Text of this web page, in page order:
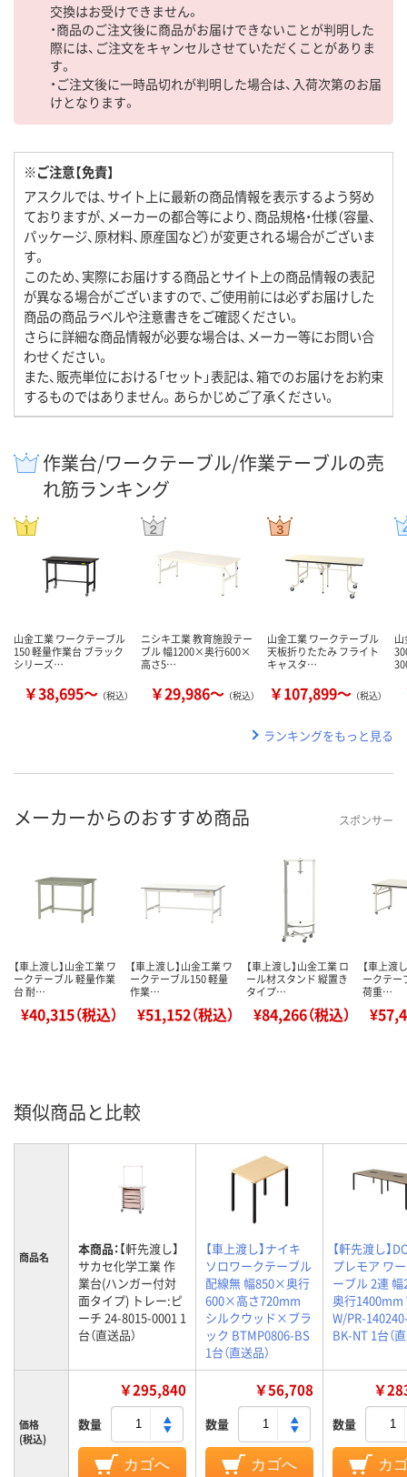
交換はお受けできません。
・商品のご注文後に商品がお届けできないことが判明した
際には、ご注文をキャンセルさせていただくことがありま
す。
・ご注文後に一時品切れが判明した場合は、入荷次第のお届
けとなります。
※ご注意【免責】
アスクルでは、サイト上に最新の商品情報を表示するよう努め
ておりますが、メーカーの都合等により、商品規格・仕様（容量、
パッケージ、原材料、原産国など）が変更される場合がございま
す。
このため、実際にお届けする商品とサイト上の商品情報の表記
が異なる場合がございますので、ご使用前には必ずお届けした
商品の商品ラベルや注意書きをご確認ください。
さらに詳細な商品情報が必要な場合は、メーカー等にお問い合
わせください。
また、販売単位における「セット」表記は、箱でのお届けをお約束
するものではありません。あらかじめご了承ください。
作業台/ワークテーブル/作業テーブルの売
れ筋ランキング
山金工業 ワークテーブル
150 軽量作業台 ブラック
シリーズ…
￥38,695～ （税込）
ニシキ工業 教育施設テー
ブル 幅1200×奥行600×
高さ5…
￥29,986～ （税込）
山金工業 ワークテーブル
天板折りたたみ フライト
キャスタ…
￥107,899～ （税込）
ランキングをもっと見る
メーカーからのおすすめ商品 スポンサー
【車上渡し】山金工業 ワ
ークテーブル 軽量作業
台 耐…
¥40,315（税込）
【車上渡し】山金工業 ワ
ークテーブル150 軽量
作業…
¥51,152（税込）
【車上渡し】山金工業 ロ
ール材スタンド 縦置き
タイプ…
¥84,266（税込）
【車上渡
ークテー
荷重…
類似商品と比較
商品名 本商品：【軒先渡し】
サカセ化学工業 作
業台(ハンガー付対
面タイプ) トレー:ピ
ーチ 24-8015-0001 1
台（直送品）
【車上渡し】ナイキ
ソロワークテーブル
配線無 幅850×奥行
600×高さ720mm
シルクウッド×ブラ
ック BTMP0806-BS
1台（直送品）
【軒先渡し】
プレモア ワ
ーブル 2連
奥行1400mm
W/PR-
BK-NT 1台（
価格
(税込)
￥295,840
数量
カゴへ
￥56,708
数量
カゴへ
￥
数量
カ